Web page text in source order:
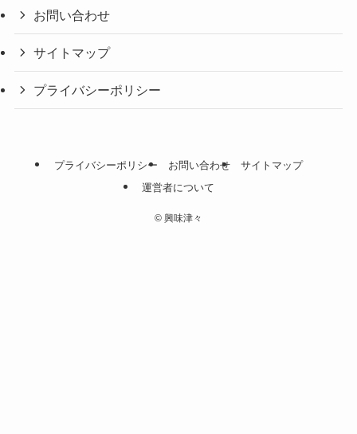
お問い合わせ
サイトマップ
プライバシーポリシー
プライバシーポリシー お問い合わせ
サイトマップ
運営者について
© 興味津々